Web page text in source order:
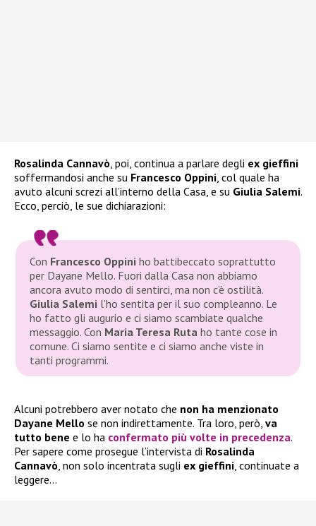
Rosalinda Cannavò , poi, continua a parlare degli ex gieffini
soffermandosi anche su Francesco Oppini , col quale ha
avuto alcuni screzi all’interno della Casa, e su Giulia Salemi.
Ecco, perciò, le sue dichiarazioni:
Con Francesco Oppini ho battibeccato soprattutto
per Dayane Mello. Fuori dalla Casa non abbiamo
ancora avuto modo di sentirci, ma non c’è ostilità.
Giulia Salemi l’ho sentita per il suo compleanno. Le
ho fatto gli augurio e ci siamo scambiate qualche
messaggio. Con Maria Teresa Ruta ho tante cose in
comune. Ci siamo sentite e ci siamo anche viste in
tanti programmi.
Alcuni potrebbero aver notato che non ha menzionato
Dayane Mello se non indirettamente. Tra loro, però, va
tutto bene e lo ha confermato più volte in precedenza.
Per sapere come prosegue l’intervista di Rosalinda
Cannavò , non solo incentrata sugli ex gieffini , continuate a
leggere…